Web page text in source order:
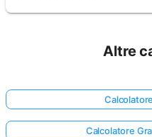
Altre
Calcolatore